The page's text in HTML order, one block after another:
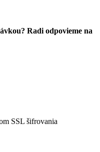
Radi odpovieme na
SSL šifrovania